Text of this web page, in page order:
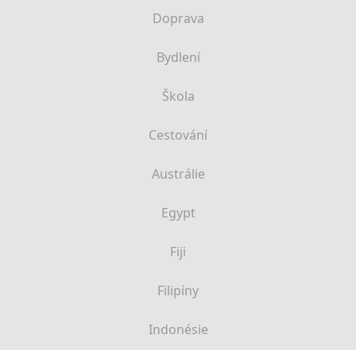
Doprava
Bydlení
Škola
Cestování
Austrálie
Egypt
Fiji
Filipíny
Indonésie